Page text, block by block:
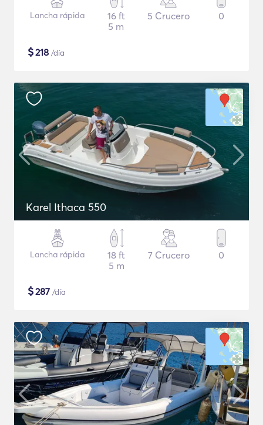
Lancha rápida
16 ft
5 m
5 Crucero 0
$218 /día
Karel Ithaca 550
Lancha rápida
18 ft
5 m
7 Crucero 0
$287 /día